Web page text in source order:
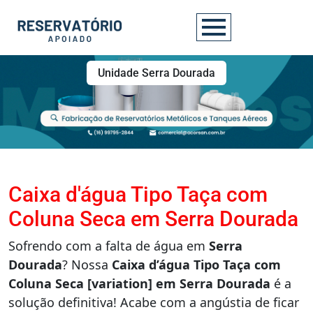
Unidade Serra Dourada
Caixa d'água Tipo Taça com
Coluna Seca em Serra Dourada
Sofrendo com a falta de água em Serra
Dourada? Nossa Caixa d’água Tipo Taça com
Coluna Seca [variation] em Serra Dourada é a
solução definitiva! Acabe com a angústia de ficar